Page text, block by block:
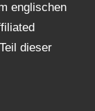
englischen
dieser